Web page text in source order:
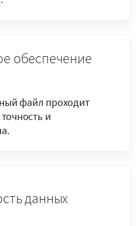
обеспечение
файл проходит
и
данных